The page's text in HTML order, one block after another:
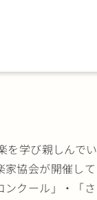
学び親しんで
協会が開催して
クール」・「